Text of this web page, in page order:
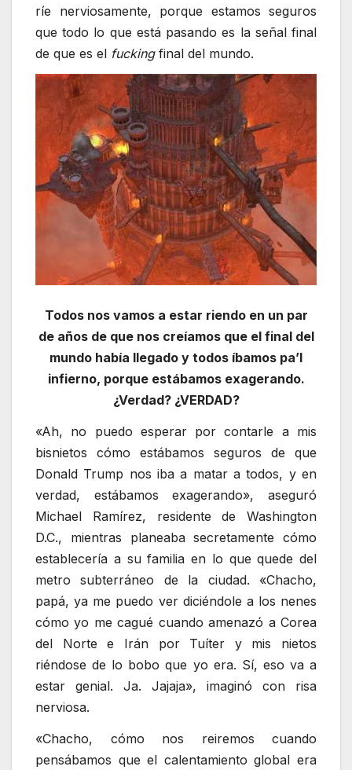
ríe nerviosamente, porque estamos seguros
que todo lo que está pasando es la señal final
de que es el fuckingfinal del mundo.
Todos nos vamos a estar riendo en un par
de años de que nos creíamos que el final del
mundo había llegado y todos íbamos pa’l
infierno, porque estábamos exagerando.
¿Verdad? ¿VERDAD?
«Ah, no puedo esperar por contarle a mis
bisnietos cómo estábamos seguros de que
Donald Trump nos iba a matar a todos, y en
verdad, estábamos exagerando», aseguró
Michael Ramírez, residente de Washington
D.C., mientras planeaba secretamente cómo
establecería a su familia en lo que quede del
metro subterráneo de la ciudad. «Chacho,
papá, ya me puedo ver diciéndole a los nenes
cómo yo me cagué cuando amenazó a Corea
del Norte e Irán por Tuíter y mis nietos
riéndose de lo bobo que yo era. Sí, eso va a
estar genial. Ja. Jajaja», imaginó con risa
nerviosa.
«Chacho, cómo nos reiremos cuando
pensábamos que el calentamiento global era